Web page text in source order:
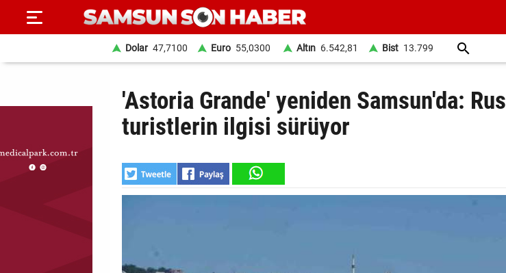
SAYFA
HABER
Dolar 47,7100 Euro 55,0300 Altın 6.542,81 Bist 13.799
'Astoria Grande' yeniden Samsun'da: Rus
turistlerin ilgisi sürüyor